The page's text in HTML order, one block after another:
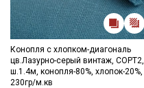
Конопля с хлопком-диагональ
цв.Лазурно-серый винтаж, СОРТ2,
ш.1.4м, конопля-80%, хлопок-20%,
230гр/м.кв